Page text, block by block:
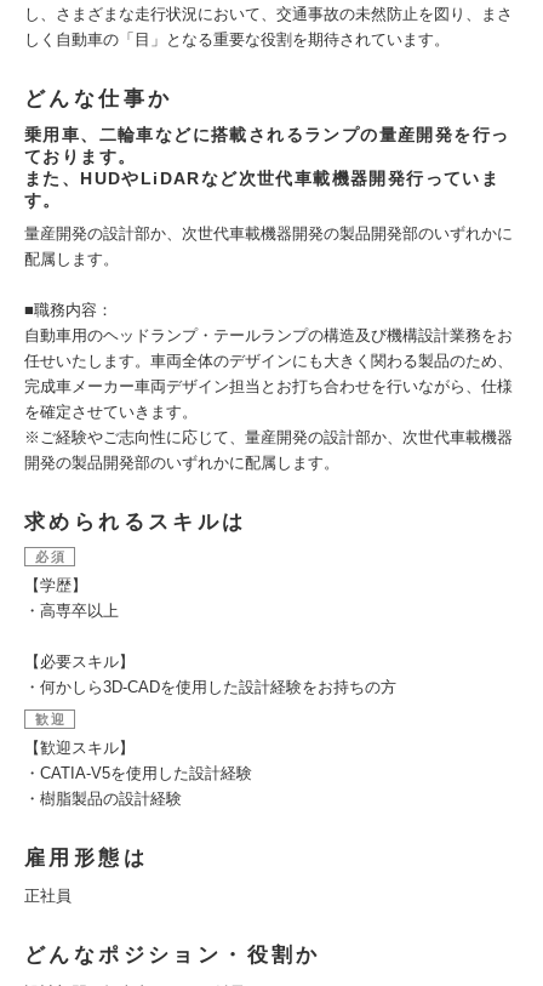
し、さまざまな走行状況において、交通事故の未然防止を図り、まさ
しく自動車の「目」となる重要な役割を期待されています。
どんな仕事か
乗用車、二輪車などに搭載されるランプの量産開発を行っ
ております。
また、HUDやLiDARなど次世代車載機器開発行っていま
す。
量産開発の設計部か、次世代車載機器開発の製品開発部のいずれかに
配属します。
■職務内容：
自動車用のヘッドランプ・テールランプの構造及び機構設計業務をお
任せいたします。車両全体のデザインにも大きく関わる製品のため、
完成車メーカー車両デザイン担当とお打ち合わせを行いながら、仕様
を確定させていきます。
※ご経験やご志向性に応じて、量産開発の設計部か、次世代車載機器
開発の製品開発部のいずれかに配属します。
求められるスキルは
必須
【学歴】
・高専卒以上
【必要スキル】
・何かしら3D-CADを使用した設計経験をお持ちの方
歓迎
【歓迎スキル】
・CATIA-V5を使用した設計経験
・樹脂製品の設計経験
雇用形態は
正社員
どんなポジション・役割か